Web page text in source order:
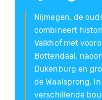
Nijmegen, de
combineert
Valkhof met
Bottendaal,
Dukenburg en
de Waalsprong.
verschillende